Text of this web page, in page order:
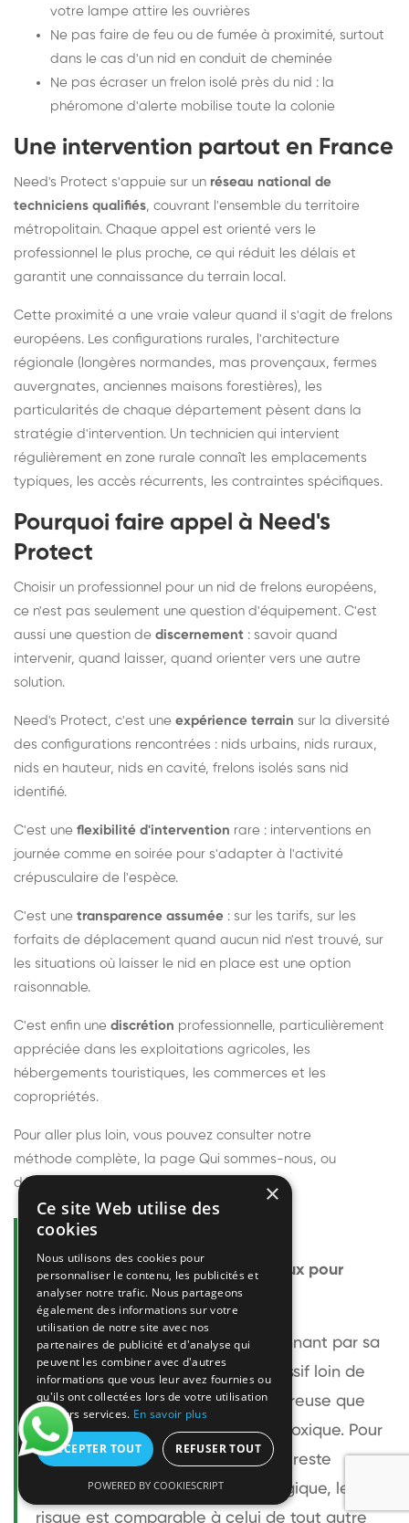
votre lampe attire les ouvrières
Ne pas faire de feu ou de fumée à proximité, surtout
dans le cas d'un nid en conduit de cheminée
Ne pas écraser un frelon isolé près du nid : la
phéromone d'alerte mobilise toute la colonie
Une intervention partout en France
Need's Protect s'appuie sur un réseau national de
techniciens qualifiés, couvrant l'ensemble du territoire
métropolitain. Chaque appel est orienté vers le
professionnel le plus proche, ce qui réduit les délais et
garantit une connaissance du terrain local.
Cette proximité a une vraie valeur quand il s'agit de frelons
européens. Les configurations rurales, l'architecture
régionale (longères normandes, mas provençaux, fermes
auvergnates, anciennes maisons forestières), les
particularités de chaque département pèsent dans la
stratégie d'intervention. Un technicien qui intervient
régulièrement en zone rurale connaît les emplacements
typiques, les accès récurrents, les contraintes spécifiques.
Pourquoi faire appel à Need's
Protect
Choisir un professionnel pour un nid de frelons européens,
ce n'est pas seulement une question d'équipement. C'est
aussi une question de discernement : savoir quand
intervenir, quand laisser, quand orienter vers une autre
solution.
Need's Protect, c'est une expérience terrain sur la diversité
des configurations rencontrées : nids urbains, nids ruraux,
nids en hauteur, nids en cavité, frelons isolés sans nid
identifié.
C'est une flexibilité d'intervention rare : interventions en
journée comme en soirée pour s'adapter à l'activité
crépusculaire de l'espèce.
C'est une transparence assumée : sur les tarifs, sur les
forfaits de déplacement quand aucun nid n'est trouvé, sur
les situations où laisser le nid en place est une option
raisonnable.
C'est enfin une discrétion professionnelle, particulièrement
appréciée dans les exploitations agricoles, les
hébergements touristiques, les commerces et les
copropriétés.
Pour aller plus loin, vous pouvez consulter notre
méthode complète, la page Qui sommes-nous, ou
découvrir
Questions fréquentes
Le frelon européen est-il dangereux pour
l'homme ?
Le frelon européen est impressionnant par sa
taille mais relativement peu agressif loin de
son nid. Sa piqûre est plus douloureuse que
celle d'une guêpe sans être plus toxique. Pour
une personne non allergique, elle reste
bénigne. Pour une personne allergique, le
risque est comparable à celui de tout autre
×
Ce site Web utilise des
cookies
Nous utilisons des cookies pour
personnaliser le contenu, les publicités et
analyser notre trafic. Nous partageons
également des informations sur votre
utilisation de notre site avec nos
partenaires de publicité et d'analyse qui
peuvent les combiner avec d'autres
informations que vous leur avez fournies ou
qu'ils ont collectées lors de votre utilisation
de leurs services. En savoir plus
ACCEPTER TOUT REFUSER TOUT
POWERED BY COOKIESCRIPT